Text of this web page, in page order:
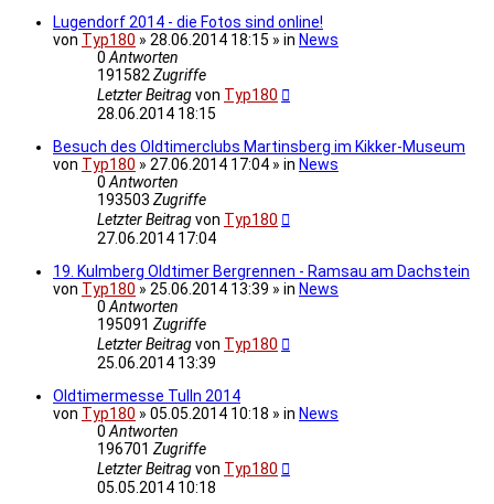
Lugendorf 2014 - die Fotos sind online!
von Typ180 » 28.06.2014 18:15 » in News
0Antworten
191582Zugriffe
Letzter Beitragvon Typ180
28.06.2014 18:15
Besuch des Oldtimerclubs Martinsberg im Kikker-Museum
von Typ180 » 27.06.2014 17:04 » in News
0Antworten
193503 Zugriffe
Letzter Beitragvon Typ180
27.06.2014 17:04
19. Kulmberg Oldtimer Bergrennen - Ramsau am Dachstein
von Typ180 » 25.06.2014 13:39 » in News
0Antworten
195091 Zugriffe
Letzter Beitragvon Typ180
25.06.2014 13:39
Oldtimermesse Tulln 2014
von Typ180 » 05.05.2014 10:18 » in News
0Antworten
196701 Zugriffe
Letzter Beitragvon Typ180
05.05.2014 10:18